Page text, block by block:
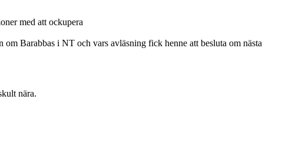
med att ockupera
Barabbas i NT och vars avläsning fick henne att besluta om nästa
nära.